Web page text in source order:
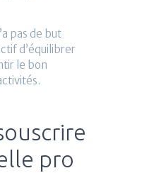
pas de but
d’équilibrer
le bon
pro